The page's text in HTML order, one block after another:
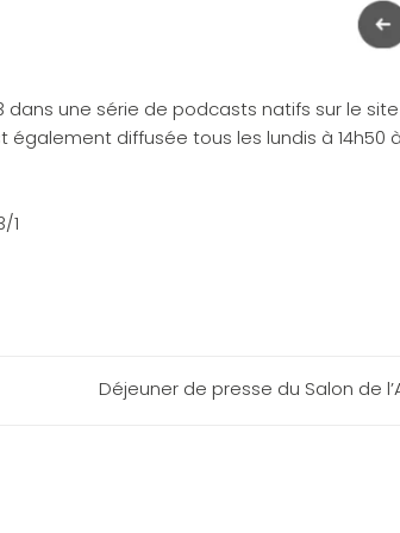
dans une série de podcasts natifs sur le site
également diffusée tous les lundis à 14h50 à
1
Déjeuner de presse du Salon de